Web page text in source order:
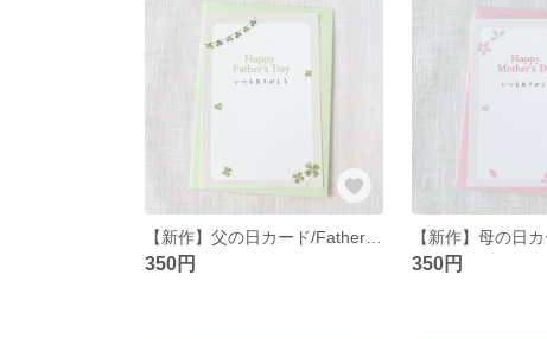
350円 350円